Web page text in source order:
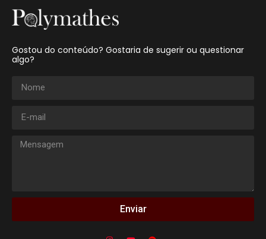
Gostou do conteúdo? Gostaria de sugerir ou questionar
algo?
Enviar